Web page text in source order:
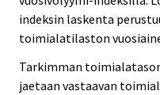
indeksin laskenta
toimialatilaston
Tarkimman
jaetaan vastaavan